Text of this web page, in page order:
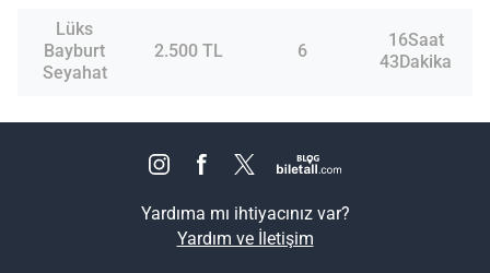
Lüks
Bayburt
Seyahat
2.500 TL 6
16Saat
43Dakika
Yardıma mı ihtiyacınız var?
Yardım ve İletişim